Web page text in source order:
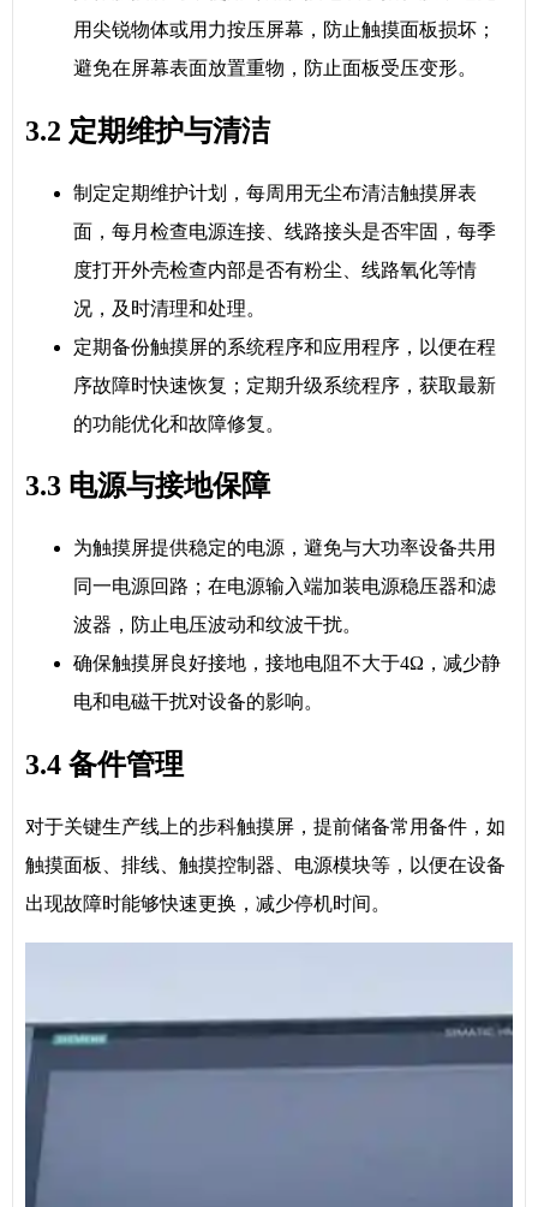
用尖锐物体或用力按压屏幕，防止触摸面板损坏；
避免在屏幕表面放置重物，防止面板受压变形。
3.2 定期维护与清洁
制定定期维护计划，每周用无尘布清洁触摸屏表
面，每月检查电源连接、线路接头是否牢固，每季
度打开外壳检查内部是否有粉尘、线路氧化等情
况，及时清理和处理。
定期备份触摸屏的系统程序和应用程序，以便在程
序故障时快速恢复；定期升级系统程序，获取最新
的功能优化和故障修复。
3.3 电源与接地保障
为触摸屏提供稳定的电源，避免与大功率设备共用
同一电源回路；在电源输入端加装电源稳压器和滤
波器，防止电压波动和纹波干扰。
确保触摸屏良好接地，接地电阻不大于4Ω，减少静
电和电磁干扰对设备的影响。
3.4 备件管理
对于关键生产线上的步科触摸屏，提前储备常用备件，如
触摸面板、排线、触摸控制器、电源模块等，以便在设备
出现故障时能够快速更换，减少停机时间。